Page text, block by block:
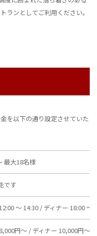
ランとしてご利用ください。
を以下の通り設定させていた
最大18名様
です
〜 14:30 / ディナー 18:00 〜
円〜 / ディナー 10,000円〜